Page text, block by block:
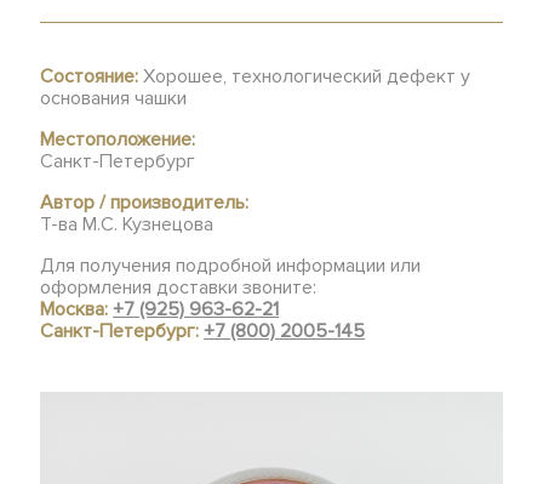
Состояние: Хорошее, технологический дефект у
основания чашки
Местоположение:
Санкт-Петербург
Автор / производитель:
Т-ва М.С. Кузнецова
Для получения подробной информации или
оформления доставки звоните:
Москва:+7 (925) 963-62-21
Санкт-Петербург:+7 (800) 2005-145